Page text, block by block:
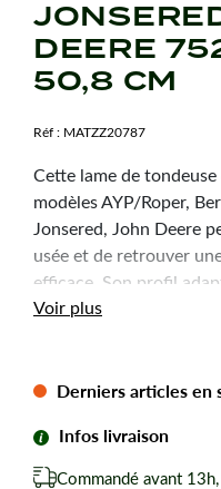
DEERE
50,8 CM
Réf : MATZZ20787
Cette lame de
modèles AYP/Roper,
Jonsered, John Deere
usée et de retrouver
efficace. Son profil
préserver les
techniques
Voir plus
Derniers articles en
Infos livraison
Commandé avant